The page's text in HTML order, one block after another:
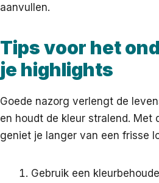
aanvullen.
Tips voor het
je highlights
Goede nazorg verlengt de
en houdt de kleur stralend. Met
geniet je langer van een frisse
Gebruik een